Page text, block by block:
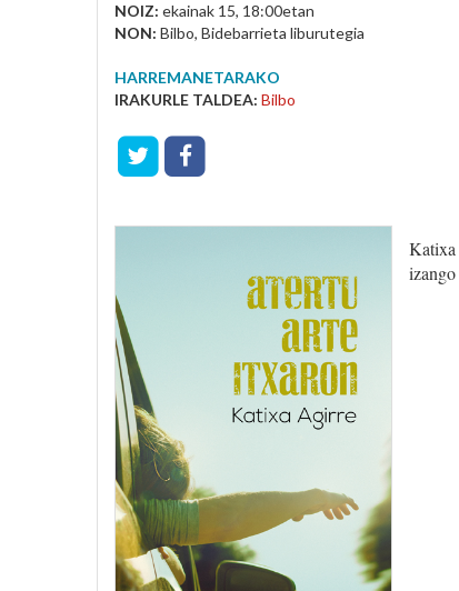
NOIZ: ekainak 15, 18:00etan
NON: Bilbo, Bidebarrieta liburutegia
HARREMANETARAKO
IRAKURLE TALDEA: Bilbo